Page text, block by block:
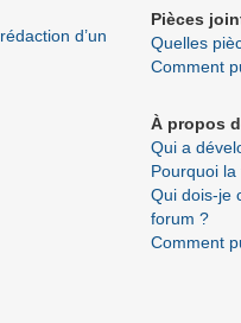
d’un
Pièces
Quelles
Comment
À propos
Qui a
Pourquoi la
Qui dois-je
forum ?
Comment